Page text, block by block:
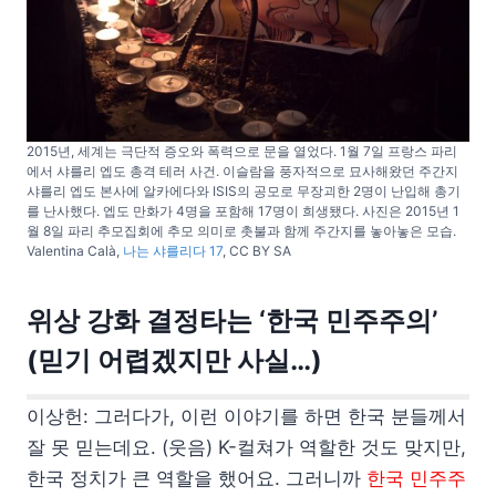
2015년, 세계는 극단적 증오와 폭력으로 문을 열었다. 1월 7일 프랑스 파리
에서 샤를리 엡도 총격 테러 사건. 이슬람을 풍자적으로 묘사해왔던 주간지
샤를리 엡도 본사에 알카에다와 ISIS의 공모로 무장괴한 2명이 난입해 총기
를 난사했다. 엡도 만화가 4명을 포함해 17명이 희생됐다. 사진은 2015년 1
월 8일 파리 추모집회에 추모 의미로 촛불과 함께 주간지를 놓아놓은 모습.
Valentina Calà, 나는 샤를리다 17 , CC BY SA
위상 강화 결정타는 ‘한국 민주주의’
(믿기 어렵겠지만 사실…)
이상헌: 그러다가, 이런 이야기를 하면 한국 분들께서
잘 못 믿는데요. (웃음) K-컬쳐가 역할한 것도 맞지만,
한국 정치가 큰 역할을 했어요. 그러니까 한국 민주주